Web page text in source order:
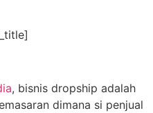
, bisnis dropship adalah
dimana si penjual